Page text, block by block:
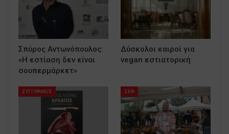
Σπύρος Αντωνόπουλος:
«Η εστίαση δεν είναι
σουπερμάρκετ»
Δύσκολοι καιροί για
vegan εστιατορική
ΣΥΓΓΡΑΦΕΙΣ ΣΕΦ